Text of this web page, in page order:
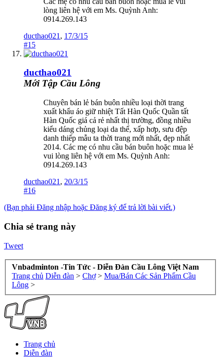
lòng liên hệ với em Ms. Quỳnh Anh:
0914.269.143
ducthao021 , 17/3/15
#15
ducthao021
Mới Tập Cầu Lông
Chuyên bán lẻ bán buôn nhiều loại thời trang
xuất khẩu áo giữ nhiệt Tất Hàn Quốc Quần tất
Hàn Quốc giá cả rẻ nhất thị trường, đồng nhiều
kiểu dáng chủng loại da thể, xấp hơp, sưu đệp
danh thiếp mẫu ta thời trang mới nhất, đẹp nhất
2014. Các mẹ có nhu cầu bán buôn hoặc mua lẻ
vui lòng liên hệ với em Ms. Quỳnh Anh:
0914.269.143
ducthao021 , 20/3/15
#16
(Bạn phải Đăng nhập hoặc Đăng ký để trả lời bài viết.)
Chia sẻ trang này
Tweet
Vnbadminton -Tin Tức - Diễn Đàn Cầu Lông Việt Nam
Trang chủ Diễn đàn > Chợ > Mua/Bán Các Sản Phẩm Cầu
Lông >
Trang chủ
Diễn đàn